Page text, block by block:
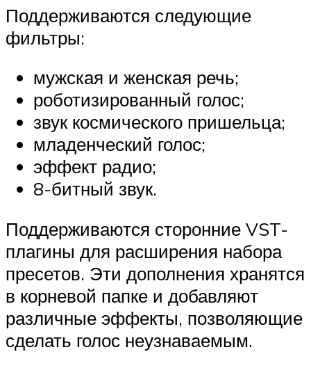
Поддерживаются следующие
фильтры:
мужская и женская речь;
роботизированный голос;
звук космического пришельца;
младенческий голос;
эффект радио;
8-битный звук.
Поддерживаются сторонние VST-
плагины для расширения набора
пресетов. Эти дополнения хранятся
в корневой папке и добавляют
различные эффекты, позволяющие
сделать голос неузнаваемым.